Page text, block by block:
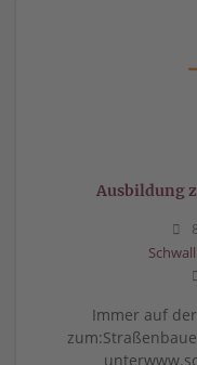
Ausbildung
Immer auf